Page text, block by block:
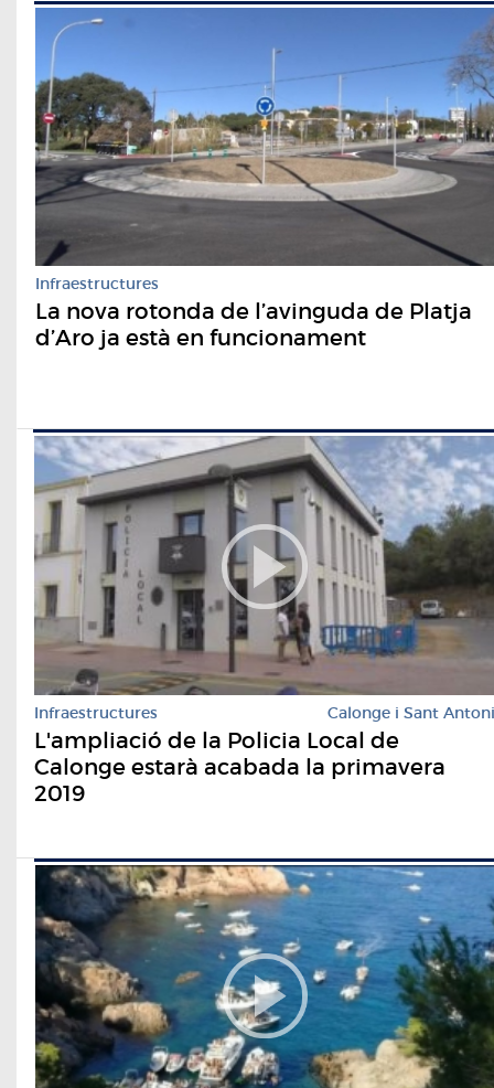
Infraestructures
La nova rotonda de l’avinguda de Platja
d’Aro ja està en funcionament
Infraestructures Calonge i Sant Antoni
L'ampliació de la Policia Local de
Calonge estarà acabada la primavera
2019